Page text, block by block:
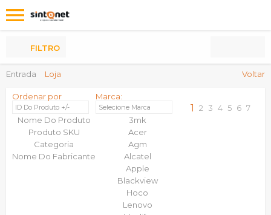
Entrada Loja Voltar
FILTRO
Ordenar por
ID Do Produto +/-
Nome Do Produto
Produto SKU
Categoria
Nome Do Fabricante
Marca:
Selecione Marca
3mk
Acer
Agm
Alcatel
Apple
Blackview
Hoco
Lenovo
1 2 3 4 5 6 7